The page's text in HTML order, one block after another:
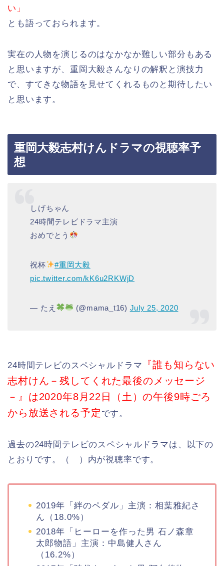
い」
とも語っておられます。
実在の人物を演じるのはなかなか難しい部分もある
と思いますが、重岡大毅さんなりの解釈と演技力
で、すてきな物語を見せてくれるものと期待したい
と思います。
重岡大毅志村けんドラマの視聴率予
想
しげちゃん
24時間テレビドラマ主演
おめでとう
祝杯
#重岡大毅
pic.twitter.com/kK6u2RKWjD
— たえ (@mama_t16) July 25, 2020
24時間テレビのスペシャルドラマ
『誰も知らない
志村けん－残してくれた最後のメッセージ
－』は2020年8月22日（土）の午後9時ごろ
から放送される予定 です。
過去の24時間テレビのスペシャルドラマは、以下の
とおりです。（ ）内が視聴率です。
2019年「絆のペダル」主演：相葉雅紀さ
ん（18.0%）
2018年「ヒーローを作った男 石ノ森章
太郎物語」主演：中島健人さん
（16.2%）